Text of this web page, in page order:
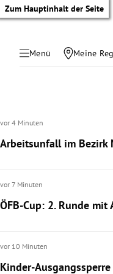
Zum Hauptinhalt der Seite
Menü Meine
Untermenü
Untermenü
vor 4 Minuten
Arbeitsunfall im Bezirk
vor 7 Minuten
ÖFB-Cup: 2. Runde
vor 10 Minuten
Kinder-